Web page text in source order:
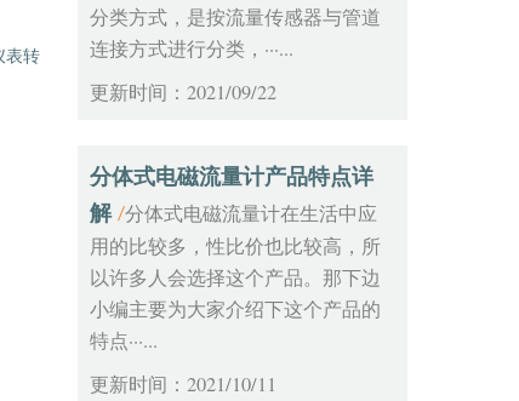
表转
分类方式，是按流量传感器与管道
连接方式进行分类，···...
更新时间：2021/09/22
分体式电磁流量计产品特点详
解 /分体式电磁流量计在生活中应
用的比较多，性比价也比较高，所
以许多人会选择这个产品。那下边
小编主要为大家介绍下这个产品的
特点···...
更新时间：2021/10/11